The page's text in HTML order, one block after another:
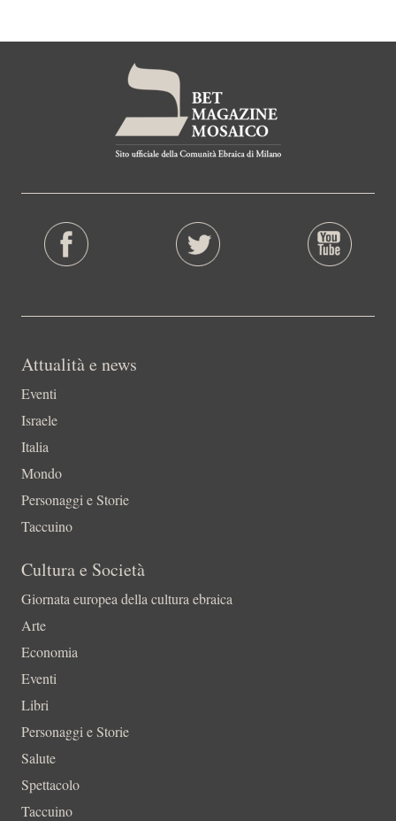
Attualità e news
Eventi
Israele
Italia
Mondo
Personaggi e Storie
Taccuino
Cultura e Società
Giornata europea della cultura ebraica
Arte
Economia
Eventi
Libri
Personaggi e Storie
Salute
Spettacolo
Taccuino